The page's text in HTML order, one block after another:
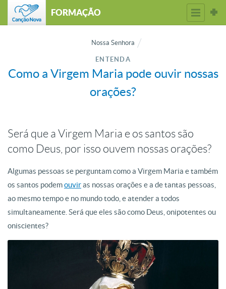
FORMAÇÃO
Nossa Senhora
ENTENDA
Como a Virgem Maria pode ouvir nossas
orações?
Será que a Virgem Maria e os santos são
como Deus, por isso ouvem nossas orações?
Algumas pessoas se perguntam como a Virgem Maria e também
os santos podemouviras nossas orações e a de tantas pessoas,
ao mesmo tempo e no mundo todo, e atender a todos
simultaneamente. Será que eles são como Deus, onipotentes ou
oniscientes?